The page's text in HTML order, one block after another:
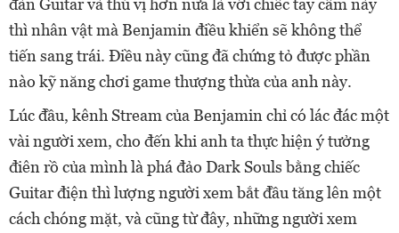
thì nhân vật mà Benjamin điều khiển sẽ không thể
tiến sang trái. Điều này cũng đã chứng tỏ được phần
nào kỹ năng chơi game thượng thừa của anh này.
Lúc đầu, kênh Stream của Benjamin chỉ có lác đác một
vài người xem, cho đến khi anh ta thực hiện ý tưởng
điên rồ của mình là phá đảo Dark Souls bằng chiếc
Guitar điện thì lượng người xem bắt đầu tăng lên một
cách chóng mặt, và cũng từ đây, những người xem